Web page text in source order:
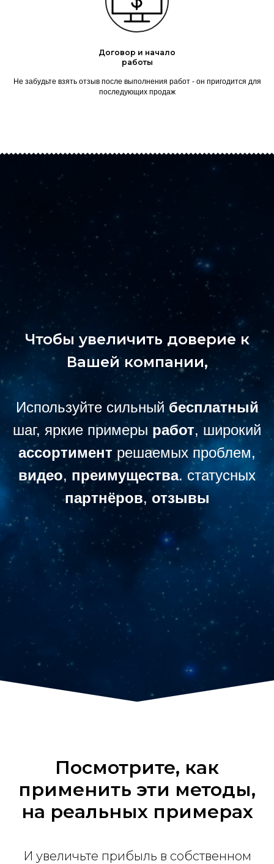
Договор и начало
работы
Не забудьте взять отзыв после выполнения работ - он пригодится для
последующих продаж
Чтобы увеличить доверие к
Вашей компании,
Используйте сильный бесплатный
шаг, яркие примеры работ, широкий
ассортимент решаемых проблем,
видео, преимущества. статусных
партнёров, отзывы
Посмотрите, как
применить эти методы,
на реальных примерах
И увеличьте прибыль в собственном